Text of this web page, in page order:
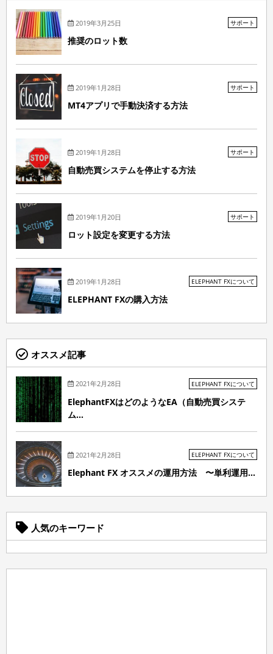
2019年3月25日 サポート
推奨のロット数
2019年1月28日 サポート
MT4アプリで手動決済する方法
2019年1月28日 サポート
自動売買システムを停止する方法
2019年1月20日 サポート
ロット設定を変更する方法
2019年1月28日 ELEPHANT FXについて
ELEPHANT FXの購入方法
オススメ記事
2021年2月28日 ELEPHANT FXについて
ElephantFXはどのようなEA（自動売買システ
ム...
2021年2月28日 ELEPHANT FXについて
Elephant FX オススメの運用方法 〜単利運用...
人気のキーワード